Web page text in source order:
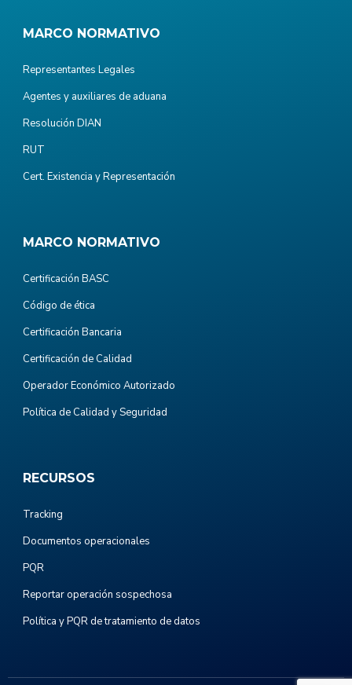
MARCO NORMATIVO
Representantes Legales
Agentes y auxiliares de aduana
Resolución DIAN
RUT
Cert. Existencia y Representación
MARCO NORMATIVO
Certificación BASC
Código de ética
Certificación Bancaria
Certificación de Calidad
Operador Económico Autorizado
Política de Calidad y Seguridad
RECURSOS
Tracking
Documentos operacionales
PQR
Reportar operación sospechosa
Política y PQR de tratamiento de datos